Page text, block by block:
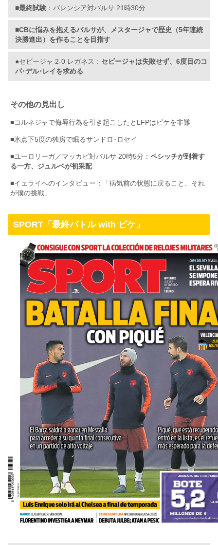
■最終試験 ：バレンシア対バルサ 21時30分
■CBに悩みを抱えるバルサが、メスタージャで歴史（5年連続
決勝進出）を作ることを目指す
●セビージャ 2-0 レガネス： セビージャは失敗せず、6度目のコ
パ･デル･レイを求める
その他の見出し
■コルネジャで侮辱行為を引き起こしたとLFPはピケを非難
■氷点下5度の独房で眠るサンドロ･ロセイ
■ユーロリーガ／マッカビ対バルサ 20時5分： ペシッチが到着す
る一方、ジュルベが初采配
■イェライへのインタビュー：「病気前の状態に戻ること、それ
が僕の挑戦」
SPORT「最終バトル with ピケ」